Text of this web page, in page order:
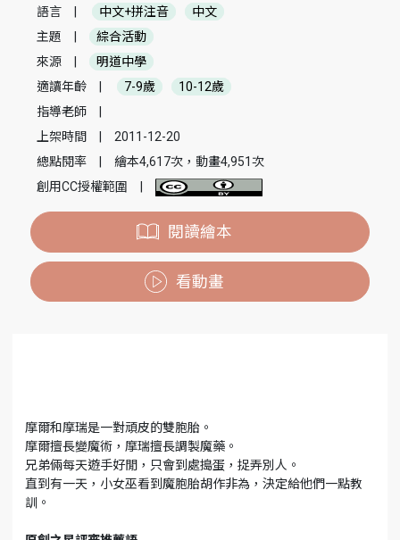
語言
中文+拼注音
中文
主題
綜合活動
來源
明道中學
適讀年齡
7-9歲
10-12歲
指導老師
上架時間
2011-12-20
總點閱率
繪本4,617次，動畫4,951次
創用CC授權範圍
閱讀繪本
看動畫
摩爾和摩瑞是一對頑皮的雙胞胎。
摩爾擅長變魔術，摩瑞擅長調製魔藥。
兄弟倆每天遊手好閒，只會到處搗蛋，捉弄別人。
直到有一天，小女巫看到魔胞胎胡作非為，決定給他們一點教
訓。